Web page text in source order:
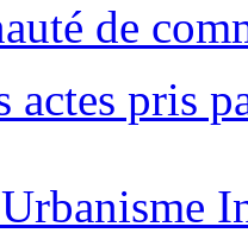
de
actes pris